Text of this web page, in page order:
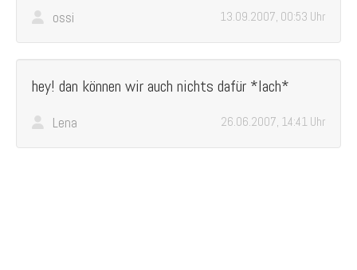
ossi 13.09.2007, 00:53 Uhr
hey! dan können wir auch nichts dafür *lach*
Lena 26.06.2007, 14:41 Uhr